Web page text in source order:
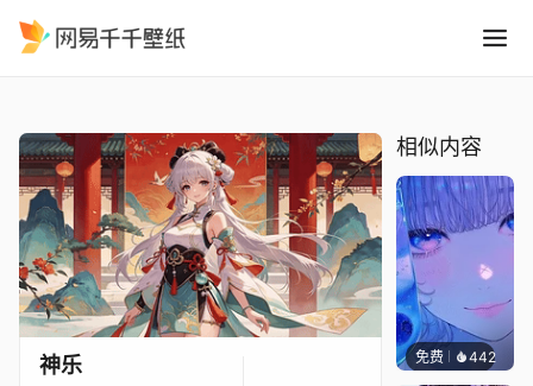
神乐
相似内容
免费 442辰东